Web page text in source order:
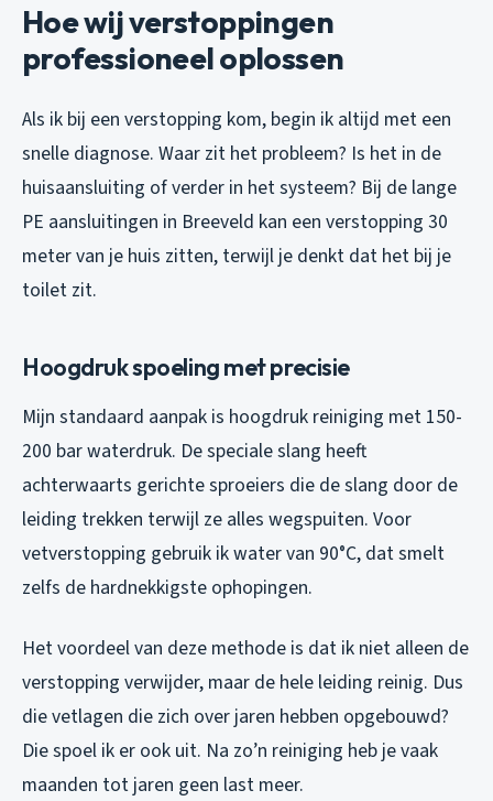
Hoe wij verstoppingen
professioneel oplossen
Als ik bij een verstopping kom, begin ik altijd met een
snelle diagnose. Waar zit het probleem? Is het in de
huisaansluiting of verder in het systeem? Bij de lange
PE aansluitingen in Breeveld kan een verstopping 30
meter van je huis zitten, terwijl je denkt dat het bij je
toilet zit.
Hoogdruk spoeling met precisie
Mijn standaard aanpak is hoogdruk reiniging met 150-
200 bar waterdruk. De speciale slang heeft
achterwaarts gerichte sproeiers die de slang door de
leiding trekken terwijl ze alles wegspuiten. Voor
vetverstopping gebruik ik water van 90°C, dat smelt
zelfs de hardnekkigste ophopingen.
Het voordeel van deze methode is dat ik niet alleen de
verstopping verwijder, maar de hele leiding reinig. Dus
die vetlagen die zich over jaren hebben opgebouwd?
Die spoel ik er ook uit. Na zo’n reiniging heb je vaak
maanden tot jaren geen last meer.